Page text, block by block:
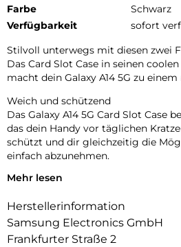
Farbe
Schwarz
Verfügbarkeit
sofort
Stilvoll unterwegs mit diesen zwei
Das Card Slot Case in seinen
macht dein Galaxy A14 5G zu
Weich und schützend
Das Galaxy A14 5G Card Slot Case
das dein Handy vor täglichen
schützt und dir gleichzeitig die
einfach abzunehmen.
Deine Karte schnell zur Hand
Card Slot Case für dein Galaxy A14
schnell zur Hand ohne dein
müssen.
Mehr lesen
Herstellerinformation
Samsung Electronics GmbH
Frankfurter Straße 2